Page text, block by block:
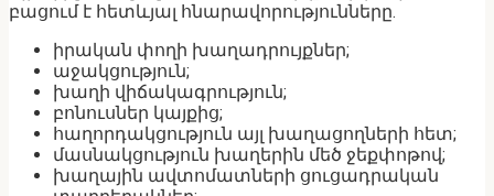
բացում է հետևյալ հնարավորությունները.
իրական փողի խաղադրույքներ;
աջակցություն;
խաղի վիճակագրություն;
բոնուսներ կայքից;
հաղորդակցություն այլ խաղացողների հետ;
մասնակցություն խաղերին մեծ ջեքփոթով;
խաղային ավտոմատների ցուցադրական